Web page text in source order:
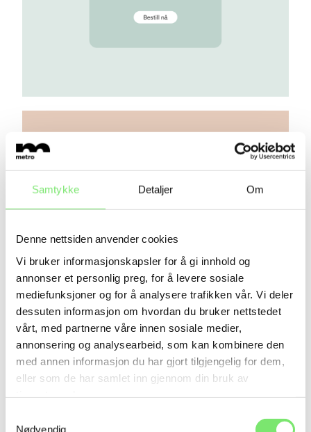
Samtykke Detaljer Om
Denne nettsiden anvender cookies
Vi bruker informasjonskapsler for å gi innhold og
annonser et personlig preg, for å levere sosiale
mediefunksjoner og for å analysere trafikken vår. Vi deler
dessuten informasjon om hvordan du bruker nettstedet
vårt, med partnerne våre innen sosiale medier,
annonsering og analysearbeid, som kan kombinere den
med annen informasjon du har gjort tilgjengelig for dem,
eller som de har samlet inn gjennom din bruk av
Nødvendig